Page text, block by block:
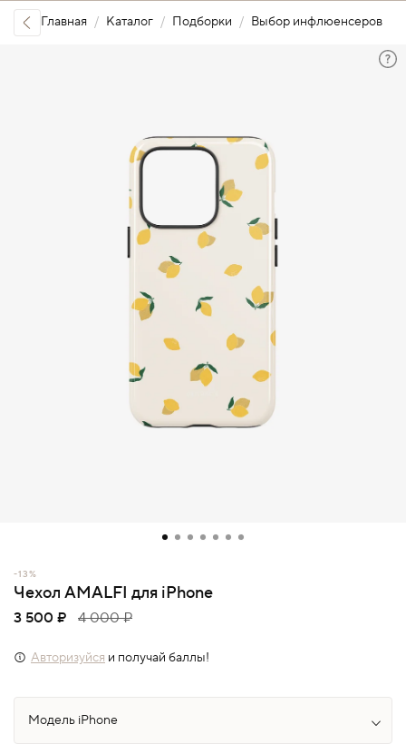
Главная Каталог Подборки Выбор инфлюенсеров
-13%
Чехол AMALFI для iPhone
3 500 ₽ 4 000 ₽
Авторизуйся и получай баллы!